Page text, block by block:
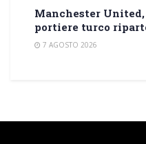
Manchester
portiere turco
7 AGOSTO 2026